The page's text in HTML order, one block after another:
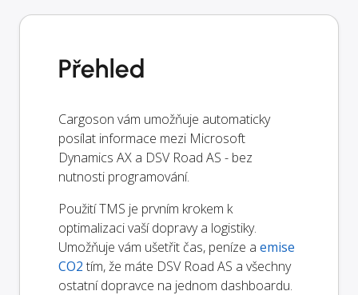
Přehled
Cargoson vám umožňuje automaticky
posílat informace mezi Microsoft
Dynamics AX a DSV Road AS - bez
nutnosti programování.
Použití TMS je prvním krokem k
optimalizaci vaší dopravy a logistiky.
Umožňuje vám ušetřit čas, peníze a emise
CO2 tím, že máte DSV Road AS a všechny
ostatní dopravce na jednom dashboardu.